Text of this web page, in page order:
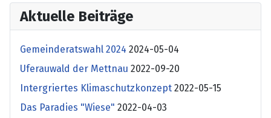
Aktuelle Beiträge
Gemeinderatswahl 2024 2024-05-04
Uferauwald der Mettnau 2022-09-20
Intergriertes Klimaschutzkonzept 2022-05-15
Das Paradies "Wiese" 2022-04-03